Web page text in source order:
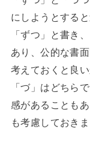
にしようとする
「ずつ」と書き
あり、公的な書
考えておくと良
「づ」はどちら
感があることも
も考慮しておきま